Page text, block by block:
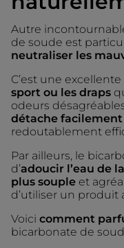
Autre
de soude est
neutraliser les
C’est une
sport ou les draps
odeurs
détache facilement
redoutablement
Par ailleurs, le
d’adoucir l’eau de
plus souple et
d’utiliser un produit
Voici comment
bicarbonate de